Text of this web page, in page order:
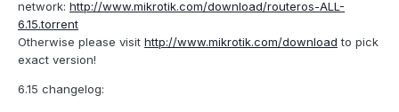
network: http://www.mikrotik.com/download/routeros-ALL-
6.15.torrent
Otherwise please visit http://www.mikrotik.com/download to pick
exact version!
6.15 changelog: